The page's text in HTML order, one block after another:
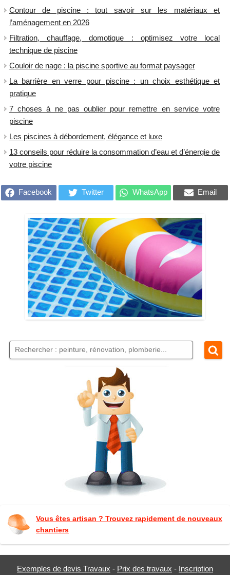
Contour de piscine : tout savoir sur les matériaux et
l’aménagement en 2026
Filtration, chauffage, domotique : optimisez votre local
technique de piscine
Couloir de nage : la piscine sportive au format paysager
La barrière en verre pour piscine : un choix esthétique et
pratique
7 choses à ne pas oublier pour remettre en service votre
piscine
Les piscines à débordement, élégance et luxe
13 conseils pour réduire la consommation d’eau et d’énergie de
votre piscine
Facebook Twitter WhatsApp Email
Vous êtes artisan ? Trouvez rapidement de nouveaux
chantiers
Exemples de devis Travaux - Prix des travaux - Inscription